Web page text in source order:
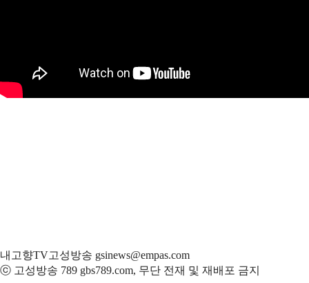
내고향TV고성방송 gsinews@empas.com
ⓒ 고성방송 789 gbs789.com, 무단 전재 및 재배포 금지